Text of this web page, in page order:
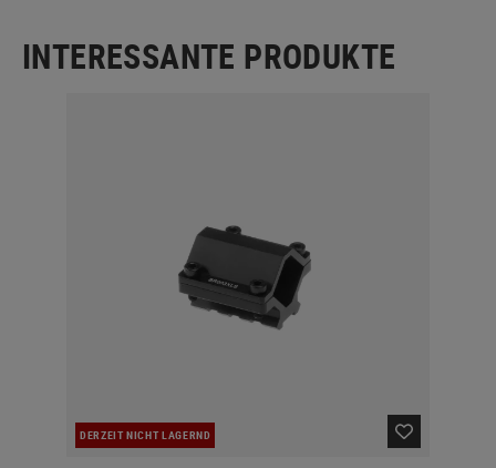
INTERESSANTE PRODUKTE
DERZEIT NICHT LAGERND